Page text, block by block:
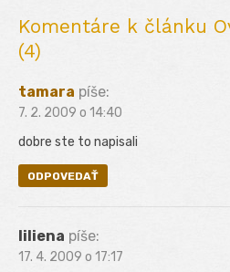
Komentáre k článku
(4)
tamara píše:
7. 2. 2009 o 14:40
dobre ste to napisali
ODPOVEDAŤ
liliena píše:
17. 4. 2009 o 17:17